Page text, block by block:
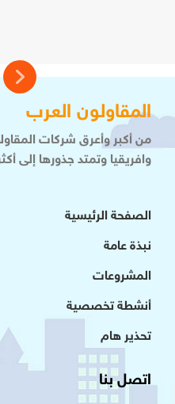
المقاولون العرب
من أكبر وأعرق شركات
وافريقيا وتمتد جذورها إلى
الصفحة الرئيسية
نبذة عامة
المشروعات
أنشطة تخصصية
تحذير هام
اتصل بنا